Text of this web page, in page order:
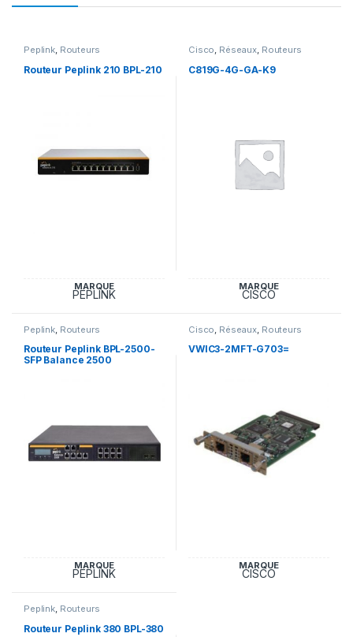
Peplink, Routeurs
Routeur Peplink 210 BPL-210
MARQUE
PEPLINK
Cisco, Réseaux, Routeurs
C819G-4G-GA-K9
MARQUE
CISCO
Peplink Routeurs
Routeur Peplink BPL-2500-
SFP Balance 2500
MARQUE
PEPLINK
Cisco Réseaux Routeurs
VWIC3-2MFT-G703=
MARQUE
CISCO
Peplink, Routeurs
Routeur Peplink 380 BPL-380